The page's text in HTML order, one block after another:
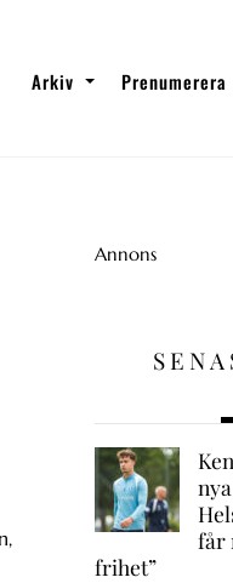
Arkiv
Annons
får
frihet”